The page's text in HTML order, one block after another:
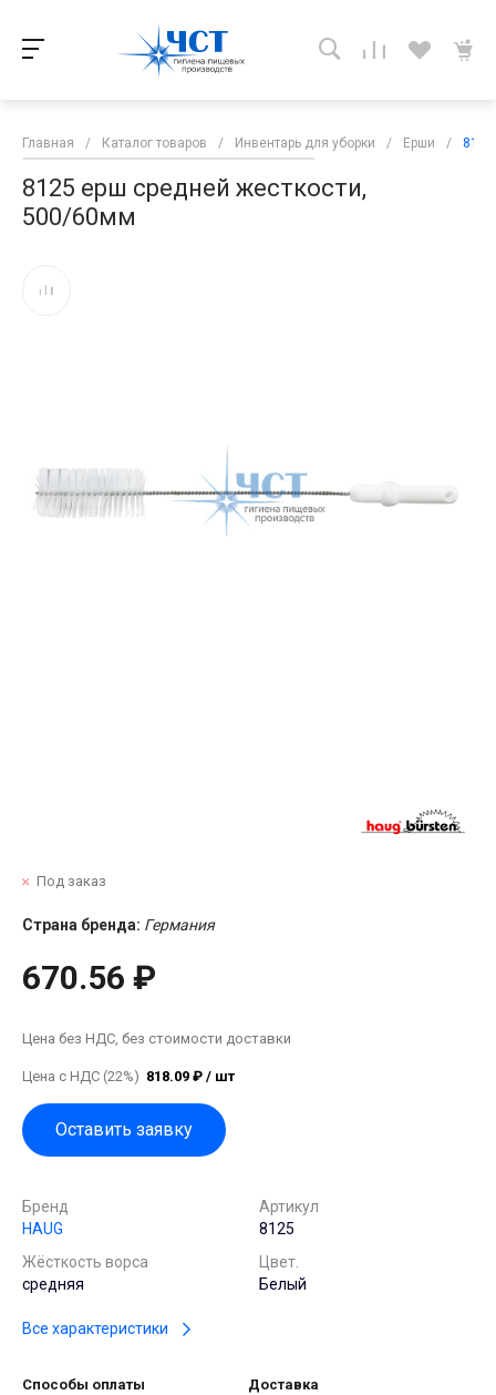
Главная / Каталог товаров / Инвентарь для уборки / Ерши /
8125 ерш средней жесткости,
500/60мм
Под заказ
Страна бренда: Германия
670.56 ₽
Цена без НДС, без стоимости доставки
Цена с НДС (22%) 818.09 ₽ / шт
Оставить заявку
Бренд
HAUG
Артикул
8125
Жёсткость ворса
средняя
Цвет.
Белый
Все характеристики
Способы оплаты Доставка